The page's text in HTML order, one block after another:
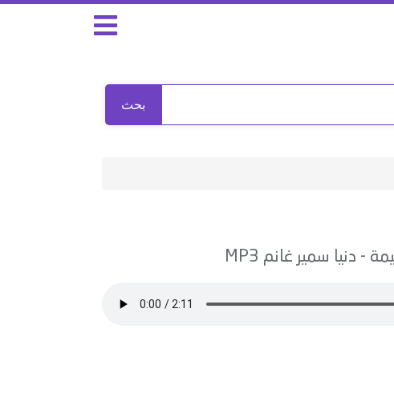
بحث
- دنيا سمير غانم